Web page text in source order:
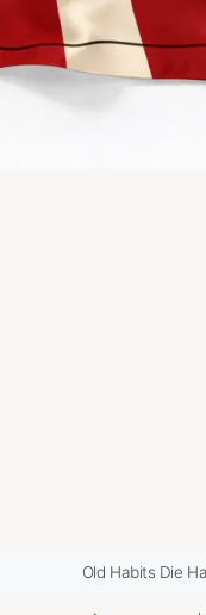
Old Habits Die